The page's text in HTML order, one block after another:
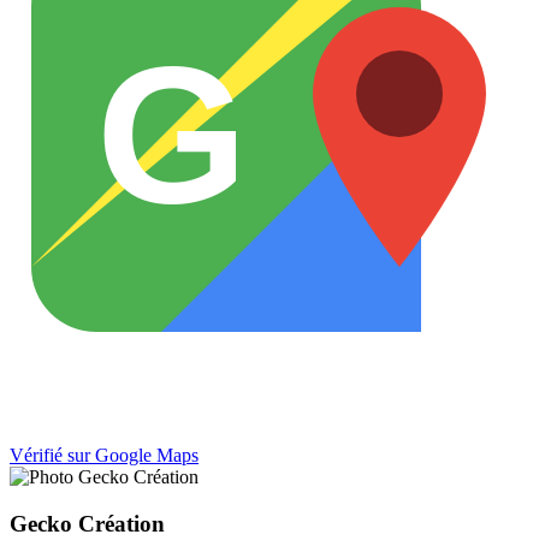
G
Vérifié sur Google Maps
Gecko Création